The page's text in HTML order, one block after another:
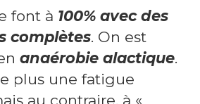
font à 100% avec des
complètes. On est
anaérobie alactique.
plus une fatigue
au contraire, à «